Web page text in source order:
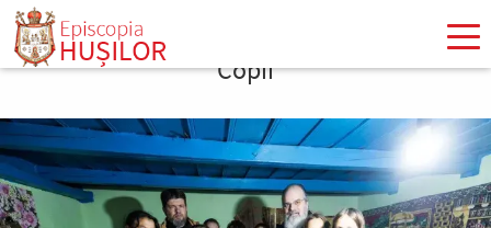
Mergi
conţinutul
Copii